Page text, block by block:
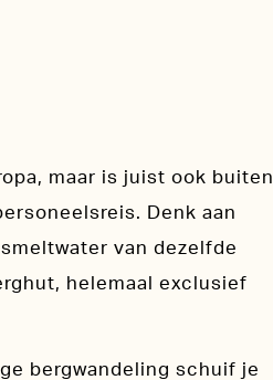
maar is juist ook buiten
Denk aan
van dezelfde
helemaal exclusief
bergwandeling schuif je